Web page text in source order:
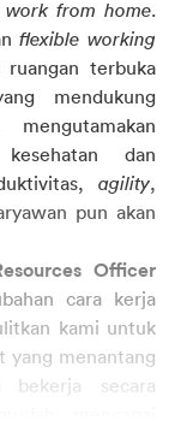
work from home.
flexible working
ruangan terbuka
mendukung
dan
agility
pun akan
Officer
cara kerja
kami untuk
yang menantang
secara